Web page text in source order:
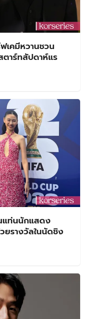
เคมีหวานชวน
าร์ทสัปดาห์แร
แท่นนักแสดง
ยรางวัลในนัดชิง